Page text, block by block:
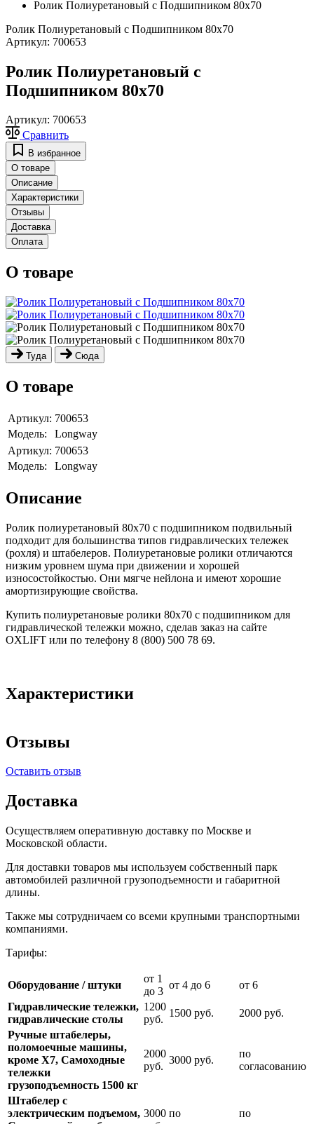
Ролик Полиуретановый с Подшипником 80х70
Ролик Полиуретановый с Подшипником 80х70
Артикул: 700653
Ролик Полиуретановый с
Подшипником 80х70
Артикул: 700653
Сравнить
В избранное
О товаре
Описание
Характеристики
Отзывы
Доставка
Оплата
О товаре
Туда Сюда
О товаре
Артикул: 700653
Модель:
Longway
Артикул: 700653
Модель:
Longway
Описание
Ролик полиуретановый 80х70 с подшипником подвильный
подходит для большинства типов гидравлических тележек
(рохля) и штабелеров. Полиуретановые ролики отличаются
низким уровнем шума при движении и хорошей
износостойкостью. Они мягче нейлона и имеют хорошие
амортизирующие свойства.
Купить полиуретановые ролики 80х70 с подшипником для
гидравлической тележки можно, сделав заказ на сайте
OXLIFT или по телефону 8 (800) 500 78 69.
Характеристики
Отзывы
Оставить отзыв
Доставка
Осуществляем оперативную доставку по Москве и
Московской области.
Для доставки товаров мы используем собственный парк
автомобилей различной грузоподъемности и габаритной
длины.
Также мы сотрудничаем со всеми крупными транспортными
компаниями.
Тарифы:
Оборудование / штуки
от 1
до 3
от 4 до 6
от 6
Гидравлические тележки,
гидравлические столы
1200
руб.
1500 руб.
2000 руб.
Ручные штабелеры,
поломоечные машины,
кроме Х7, Самоходные
тележки
грузоподъемность 1500 кг
2000
руб.
3000 руб.
по
согласованию
Штабелер с
электрическим подъемом, 3000 по
по